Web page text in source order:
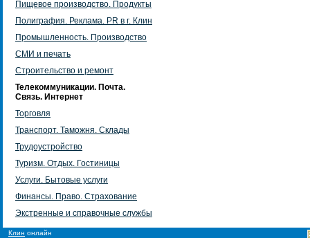
Пищевое производство. Продукты
Полиграфия. Реклама. PR в г. Клин
Промышленность. Производство
СМИ и печать
Строительство и ремонт
Телекоммуникации. Почта.
Связь. Интернет
Торговля
Транспорт. Таможня. Склады
Трудоустройство
Туризм. Отдых. Гостиницы
Услуги. Бытовые услуги
Финансы. Право. Страхование
Экстренные и справочные службы
Клин онлайн